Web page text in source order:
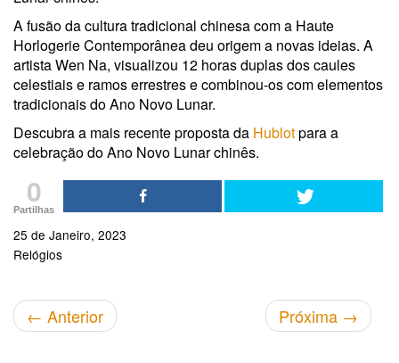
A fusão da cultura tradicional chinesa com a Haute
Horlogerie Contemporânea deu origem a novas ideias. A
artista Wen Na, visualizou 12 horas duplas dos caules
celestiais e ramos errestres e combinou-os com elementos
tradicionais do Ano Novo Lunar.
Descubra a mais recente proposta da Hublotpara a
celebração do Ano Novo Lunar chinês.
0
Partilhas
25 de Janeiro, 2023
Relógios
← Anterior Próxima →